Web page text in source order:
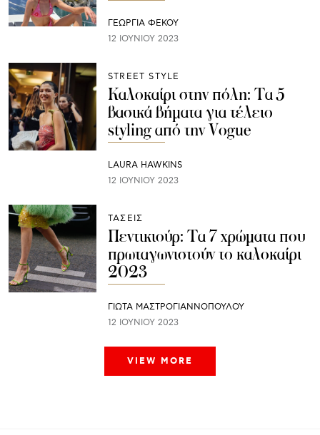
ΓΕΩΡΓΙΑ ΦΕΚΟΥ
12 ΙΟΥΝΊΟΥ 2023
STREET STYLE
Καλοκαίρι στην πόλη: Τα 5
βασικά βήματα για τέλειο
styling από την Vogue
LAURA HAWKINS
12 ΙΟΥΝΊΟΥ 2023
ΤΑΣΕΙΣ
Πεντικιούρ: Τα 7 χρώματα που
πρωταγωνιστούν το καλοκαίρι
2023
ΓΙΩΤΑ ΜΑΣΤΡΟΓΙΑΝΝΟΠΟΥΛΟΥ
12 ΙΟΥΝΊΟΥ 2023
VIEW MORE